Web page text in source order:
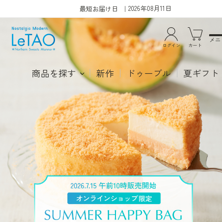
最短お届け日 2026年08月11日
ログイン カート
メ
商品を探す 新作 ドゥーブル 夏ギフト